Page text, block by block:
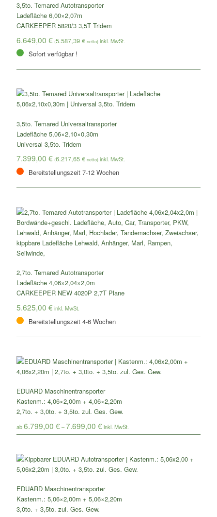
3,5to. Temared Autotransporter
Ladefläche 6,00×2,07m
CARKEEPER 5820/3 3,5T Tridem
6.649,00€ (5.587,39€ netto)
Sofort verfügbar !
3,5to. Temared Universaltransporter
Ladefläche 5,06×2,10×0,30m
Universal 3,5to. Tridem
7.399,00€ (6.217,65€ netto)
Bereitstellungszeit 7-12 Wochen
2,7to. Temared Autotransporter
Ladefläche 4,06×2,04×2,0m
CARKEEPER NEW 4020P 2,7T Plane
5.625,00€
Bereitstellungszeit 4-6 Wochen
EDUARD Maschinentransporter
Kastenm.: 4,06×2,00m + 4,06×2,20m
2,7to. + 3,0to. + 3,5to. zul. Ges. Gew.
ab6.799,00€–7.699,00€
EDUARD Maschinentransporter
Kastenm.: 5,06×2,00m + 5,06×2,20m
3,0to. + 3,5to. zul. Ges. Gew.